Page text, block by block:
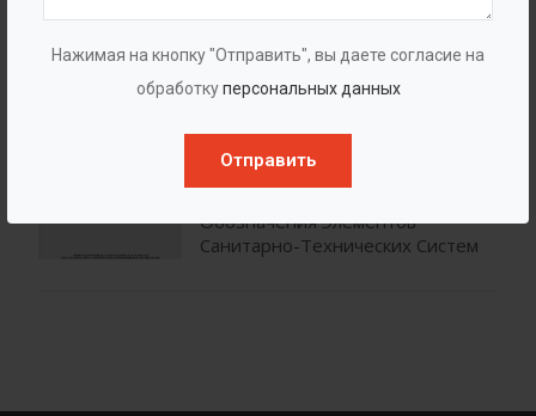
Нажимая на кнопку "Отправить", вы даете согласие на
обработкуперсональных данных
Отправить
Канализация
Система Проектной
Документации Для
Обозначения Элементов
Санитарно-Технических Систем